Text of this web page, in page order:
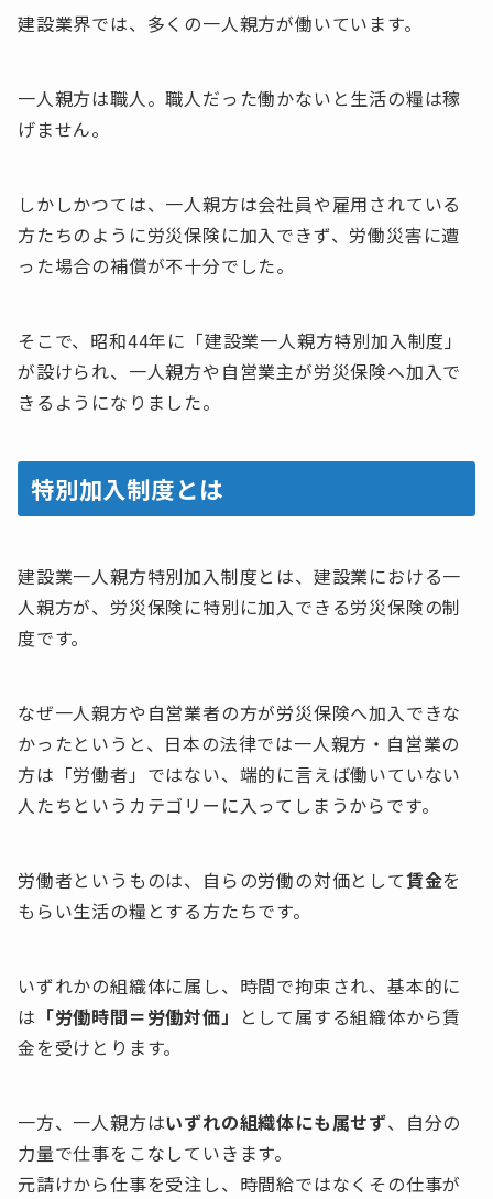
建設業界では、多くの一人親方が働いています。
一人親方は職人。職人だった働かないと生活の糧は稼
げません。
しかしかつては、一人親方は会社員や雇用されている
方たちのように労災保険に加入できず、労働災害に遭
った場合の補償が不十分でした。
そこで、昭和44年に「建設業一人親方特別加入制度」
が設けられ、一人親方や自営業主が労災保険へ加入で
きるようになりました。
特別加入制度とは
建設業一人親方特別加入制度とは、建設業における一
人親方が、労災保険に特別に加入できる労災保険の制
度です。
なぜ一人親方や自営業者の方が労災保険へ加入できな
かったというと、日本の法律では一人親方・自営業の
方は「労働者」ではない、端的に言えば働いていない
人たちというカテゴリーに入ってしまうからです。
労働者というものは、自らの労働の対価として賃金を
もらい生活の糧とする方たちです。
いずれかの組織体に属し、時間で拘束され、基本的に
は 「労働時間＝労働対価」 として属する組織体から賃
金を受けとります。
一方、一人親方はいずれの組織体にも属せず、自分の
力量で仕事をこなしていきます。
元請けから仕事を受注し、時間給ではなくその仕事が